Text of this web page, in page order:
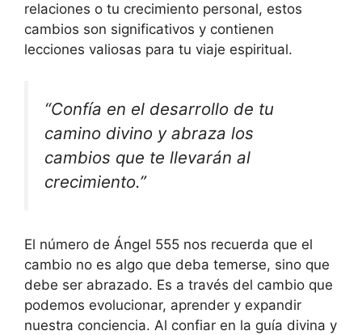
relaciones o tu crecimiento personal, estos
cambios son significativos y contienen
lecciones valiosas para tu viaje espiritual.
“Confía en el desarrollo de tu
camino divino y abraza los
cambios que te llevarán al
crecimiento.”
El número de Ángel 555 nos recuerda que el
cambio no es algo que deba temerse, sino que
debe ser abrazado. Es a través del cambio que
podemos evolucionar, aprender y expandir
nuestra conciencia. Al confiar en la guía divina y